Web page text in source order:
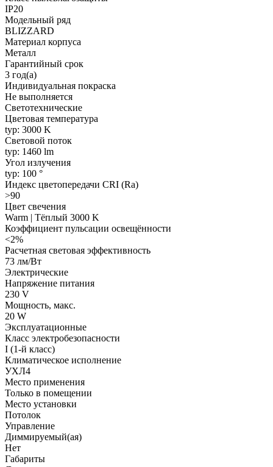
IP20
Модельный ряд
BLIZZARD
Материал корпуса
Металл
Гарантийный срок
3 год(а)
Индивидуальная покраска
Не выполняется
Светотехнические
Цветовая температура
typ: 3000 K
Световой поток
typ: 1460 lm
Угол излучения
typ: 100 °
Индекс цветопередачи CRI (Ra)
>90
Цвет свечения
Warm | Тёплый 3000 K
Коэффициент пульсации освещённости
<2%
Расчетная световая эффективность
73 лм/Вт
Электрические
Напряжение питания
230 V
Мощность, макс.
20 W
Эксплуатационные
Класс электробезопасности
I (1-й класс)
Климатическое исполнение
УХЛ4
Место применения
Только в помещении
Место установки
Потолок
Управление
Диммируемый(ая)
Нет
Габариты